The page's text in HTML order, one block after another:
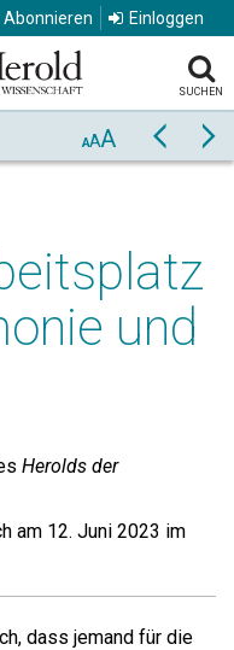
Abonnieren Einloggen
SUCHEN
AAA Zurück
und
Herolds der
am 12. Juni 2023 im
dass jemand für die